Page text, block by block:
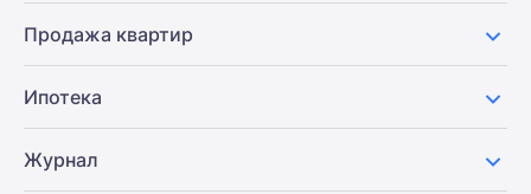
Продажа квартир
Ипотека
Журнал